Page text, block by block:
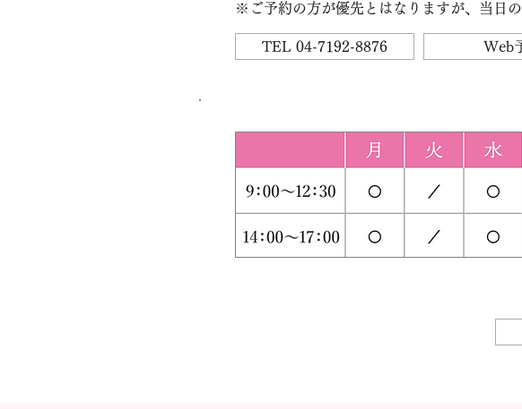
※ご予約の方が優先とはなりますが、当日
TEL 04-7192-8876 Web